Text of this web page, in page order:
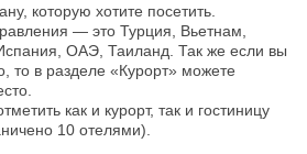
которую хотите посетить.
— это Турция, Вьетнам,
ОАЭ, Таиланд. Так же если вы
то в разделе «Курорт» можете
как и курорт, так и гостиницу
10 отелями).